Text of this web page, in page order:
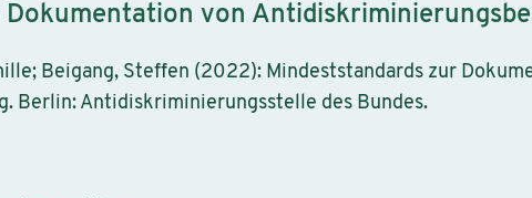
Dokumentation von
Beigang, Steffen (2022): Mindeststandards zur
Berlin: Antidiskriminierungsstelle des Bundes.